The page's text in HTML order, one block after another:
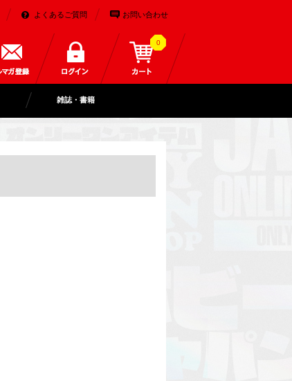
よくあるご質問 お問い合わせ
0
雑誌・書籍